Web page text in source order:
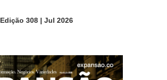
Edição 308 | Jul 2026